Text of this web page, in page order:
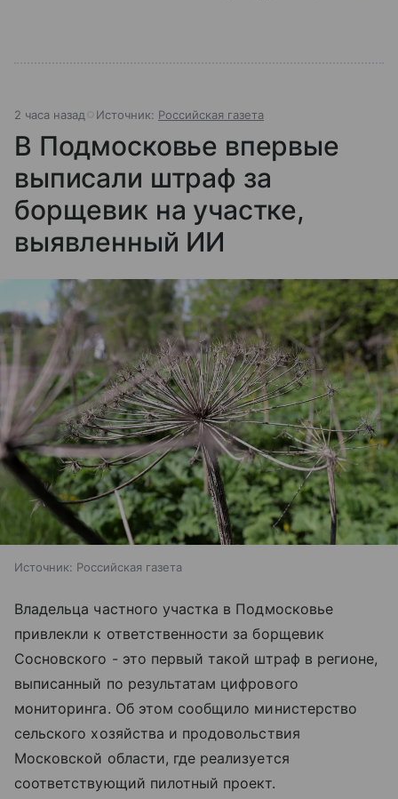
2 часа назад Источник: Российская газета
В Подмосковье впервые
выписали штраф за
борщевик на участке,
выявленный ИИ
Источник: Российская газета
Владельца частного участка в Подмосковье
привлекли к ответственности за борщевик
Сосновского - это первый такой штраф в регионе,
выписанный по результатам цифрового
мониторинга. Об этом сообщило министерство
сельского хозяйства и продовольствия
Московской области, где реализуется
соответствующий пилотный проект.